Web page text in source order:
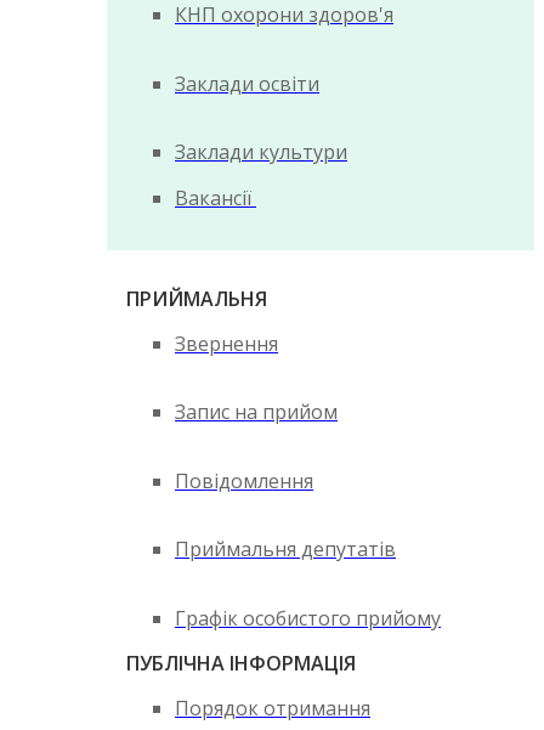
КНП охорони здоров'я
Заклади освіти
Заклади культури
Вакансії
ПРИЙМАЛЬНЯ
Звернення
Запис на прийом
Повідомлення
Приймальня депутатів
Графік особистого прийому
ПУБЛІЧНА ІНФОРМАЦІЯ
Порядок отримання